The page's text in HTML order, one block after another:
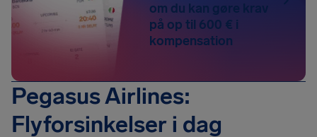
om du kan gøre krav
på op til 600 € i
kompensation
Pegasus Airlines:
Flyforsinkelser i dag